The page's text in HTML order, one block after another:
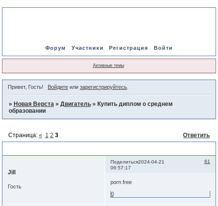
Форум Участники Регистрация Войти
Активные темы
Привет, Гость! Войдитеили зарегистрируйтесь.
» Новая Верста » Двигатель » Купить диплом о среднем
образовании
Страница: « 1 2 3 Ответить
Поделиться 61
2024-04-21
06:57:17
Jill
Гость
porn free
0